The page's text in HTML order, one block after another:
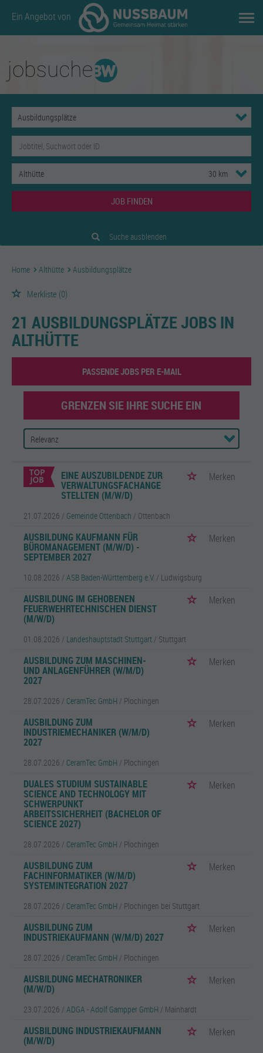
Ein Angebot von
JOB FINDEN
Suche ausblenden
Home Althütte Ausbildungsplätze
Merkliste (0)
21 AUSBILDUNGSPLÄTZE JOBS IN
ALTHÜTTE
PASSENDE JOBS PER E-MAIL
GRENZEN SIE IHRE SUCHE EIN
EINE AUSZUBILDENDE ZUR
VERWALTUNGSFACHANGE
STELLTEN (M/W/D)
Merken
21.07.2026 / Gemeinde Ottenbach / Ottenbach
AUSBILDUNG KAUFMANN FÜR
BÜROMANAGEMENT (M/W/D) -
SEPTEMBER 2027
Merken
10.08.2026 / ASB Baden-Württemberg e.V. / Ludwigsburg
AUSBILDUNG IM GEHOBENEN
FEUERWEHRTECHNISCHEN DIENST
(M/W/D)
Merken
01.08.2026 / Landeshauptstadt Stuttgart / Stuttgart
AUSBILDUNG ZUM MASCHINEN-
UND ANLAGENFÜHRER (W/M/D)
2027
Merken
28.07.2026 / CeramTec GmbH / Plochingen
AUSBILDUNG ZUM
INDUSTRIEMECHANIKER (W/M/D)
2027
Merken
28.07.2026 / CeramTec GmbH / Plochingen
DUALES STUDIUM SUSTAINABLE
SCIENCE AND TECHNOLOGY MIT
SCHWERPUNKT
ARBEITSSICHERHEIT (BACHELOR OF
SCIENCE 2027)
Merken
28.07.2026 / CeramTec GmbH / Plochingen
AUSBILDUNG ZUM
FACHINFORMATIKER (W/M/D)
SYSTEMINTEGRATION 2027
Merken
28.07.2026 / CeramTec GmbH / Plochingen bei Stuttgart
AUSBILDUNG ZUM
INDUSTRIEKAUFMANN (W/M/D) 2027
Merken
28.07.2026 / CeramTec GmbH / Plochingen
AUSBILDUNG MECHATRONIKER
(M/W/D)
Merken
23.07.2026 / ADGA - Adolf Gampper GmbH / Mainhardt
AUSBILDUNG INDUSTRIEKAUFMANN
(M/W/D)
Merken